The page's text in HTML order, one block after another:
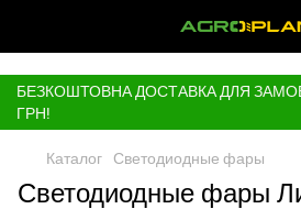
БЕЗКОШТОВНА ДОСТАВКА ДЛЯ
ГРН!
Каталог Светодиодные фары
Светодиодные фары